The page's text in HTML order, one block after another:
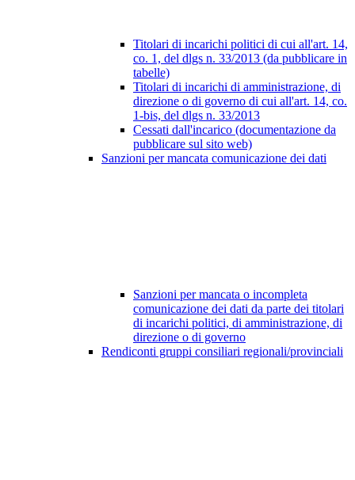
Titolari di incarichi politici di cui all'art. 14,
co. 1, del dlgs n. 33/2013 (da pubblicare in
tabelle)
Titolari di incarichi di amministrazione, di
direzione o di governo di cui all'art. 14, co.
1-bis, del dlgs n. 33/2013
Cessati dall'incarico (documentazione da
pubblicare sul sito web)
Sanzioni per mancata comunicazione dei dati
Sanzioni per mancata o incompleta
comunicazione dei dati da parte dei titolari
di incarichi politici, di amministrazione, di
direzione o di governo
Rendiconti gruppi consiliari regionali/provinciali